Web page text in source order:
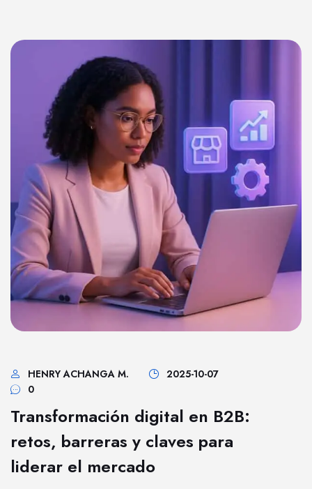
HENRY ACHANGA M.
2025-10-07
0
Transformación digital en B2B:
retos, barreras y claves para
liderar el mercado